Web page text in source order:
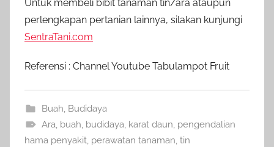
Untuk membeli bibit tanaman tin/ara ataupun
perlengkapan pertanian lainnya, silakan kunjungi
SentraTani.com
Referensi : Channel Youtube Tabulampot Fruit
Buah, Budidaya
Ara, buah, budidaya, karat daun, pengendalian
hama penyakit, perawatan tanaman, tin